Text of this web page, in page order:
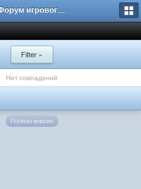
Форум игрового проекта Riverrise
Filter »
Нет совпадений
Полная версия